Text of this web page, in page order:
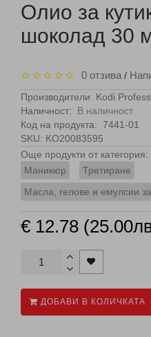
Олио за
шоколад 30
0 отзива /
Производители
Kodi
Наличност: В наличност
Код на продукта: 7441-01
SKU: KO20083595
Още продукти от категория:
Маникюр
Третиране
Масла, гелове и емулсии
€ 12.78
ДОБАВИ В КОЛИЧКАТА